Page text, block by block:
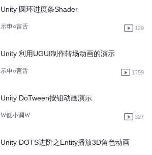
Unity 圆环进度条Shader
示申○言舌 129
Unity 利用UGUI制作转场动画的演示
示申○言舌 1759
Unity DoTween按钮动画演示
W低小调W 327
Unity DOTS进阶之Entity播放3D角色动画